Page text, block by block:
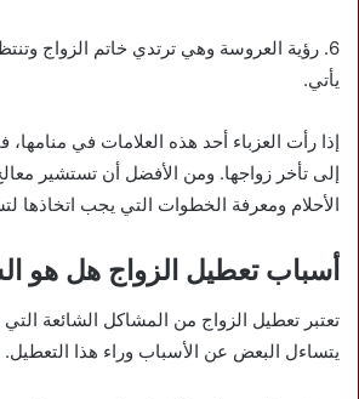
6. رؤية العروسة وهي ترتدي خاتم الزواج
يأتي.
إذا رأت العزباء أحد هذه العلامات في
إلى تأخر زواجها. ومن الأفضل أن تستشير
الأحلام ومعرفة الخطوات التي يجب اتخاذها
أسباب تعطيل الزواج هل هو
تعتبر تعطيل الزواج من المشاكل الشائعة التي
يتساءل البعض عن الأسباب وراء هذا